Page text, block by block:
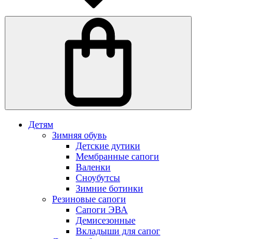
Детям
Зимняя обувь
Детские дутики
Мембранные сапоги
Валенки
Сноубутсы
Зимние ботинки
Резиновые сапоги
Сапоги ЭВА
Демисезонные
Вкладыши для сапог